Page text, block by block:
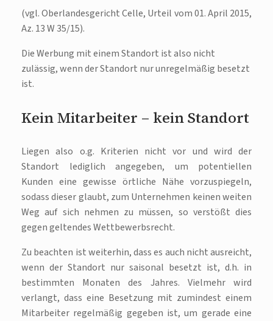
(vgl. Oberlandesgericht Celle, Urteil vom 01. April 2015,
Az. 13 W 35/15).
Die Werbung mit einem Standort ist also nicht
zulässig, wenn der Standort nur unregelmäßig besetzt
ist.
Kein Mitarbeiter – kein Standort
Liegen also o.g. Kriterien nicht vor und wird der
Standort lediglich angegeben, um potentiellen
Kunden eine gewisse örtliche Nähe vorzuspiegeln,
sodass dieser glaubt, zum Unternehmen keinen weiten
Weg auf sich nehmen zu müssen, so verstößt dies
gegen geltendes Wettbewerbsrecht.
Zu beachten ist weiterhin, dass es auch nicht ausreicht,
wenn der Standort nur saisonal besetzt ist, d.h. in
bestimmten Monaten des Jahres. Vielmehr wird
verlangt, dass eine Besetzung mit zumindest einem
Mitarbeiter regelmäßig gegeben ist, um gerade eine